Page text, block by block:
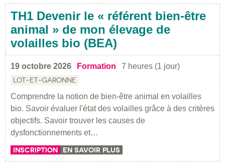
TH1 Devenir le « référent bien-être
animal » de mon élevage de
volailles bio (BEA)
19 octobre 2026 Formation 7 heures (1 jour)
LOT-ET-GARONNE
Comprendre la notion de bien-être animal en volailles
bio. Savoir évaluer l'état des volailles grâce à des critères
objectifs. Savoir trouver les causes de
dysfonctionnements et…
INSCRIPTION EN SAVOIR PLUS